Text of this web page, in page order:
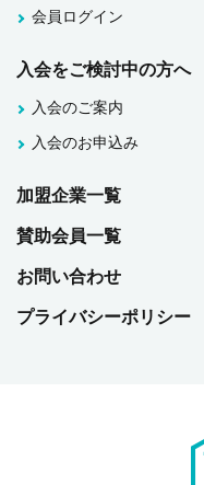
会員ログイン
入会をご検討中の方へ
入会のご案内
入会のお申込み
加盟企業一覧
賛助会員一覧
お問い合わせ
プライバシーポリシー